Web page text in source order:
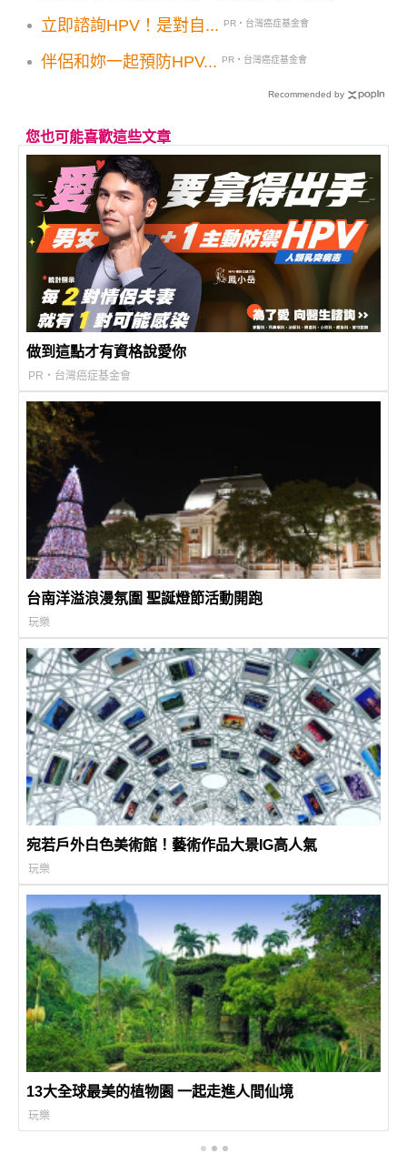
立即諮詢HPV！是對自...
PR・台灣癌症基金會
伴侶和妳一起預防HPV... PR・台灣癌症基金會
Recommended by
您也可能喜歡這些文章
做到這點才有資格說愛你
PR・台灣癌症基金會
台南洋溢浪漫氛圍 聖誕燈節活動開跑
玩樂
宛若戶外白色美術館！藝術作品大景IG高人氣
玩樂
13大全球最美的植物園 一起走進人間仙境
玩樂